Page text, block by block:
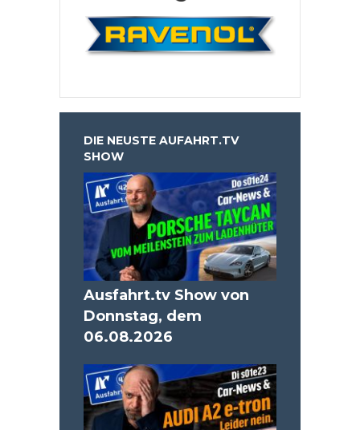
DIE NEUSTE AUFAHRT.TV
SHOW
Ausfahrt.tv Show von
Donnstag, dem
06.08.2026